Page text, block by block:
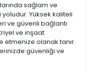
sağlam ve
Yüksek kaliteli
ve güvenli bağlantı
ve inşaat
olanak tanır.
güvenliği ve